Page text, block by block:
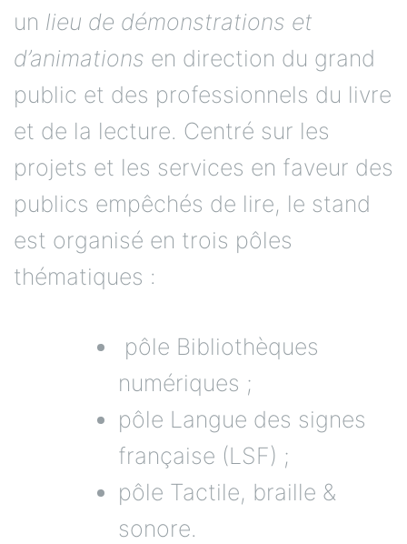
un lieu de démonstrations et
d’animations en direction du grand
public et des professionnels du livre
et de la lecture. Centré sur les
projets et les services en faveur des
publics empêchés de lire, le stand
est organisé en trois pôles
thématiques :
pôle Bibliothèques
numériques ;
pôle Langue des signes
française (LSF) ;
pôle Tactile, braille &
sonore.